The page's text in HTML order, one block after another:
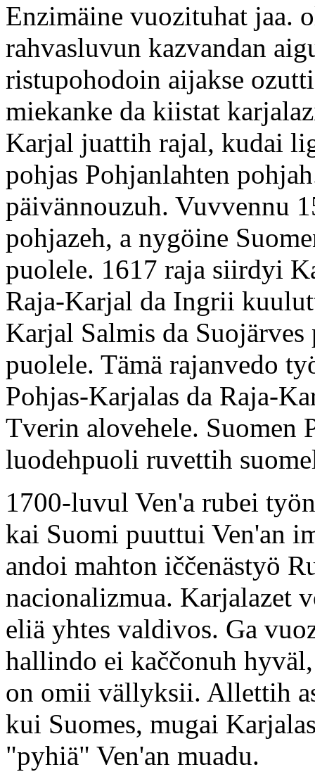
Enzimäine vuozituhat jaa.
rahvasluvun kazvandan
ristupohodoin aijakse
miekanke da kiistat
Karjal juattih rajal, kudai
pohjas Pohjanlahten
päivännouzuh. Vuvvennu
pohjazeh, a nygöine
puolele. 1617 raja siirdyi
Raja-Karjal da Ingrii
Karjal Salmis da
puolele. Tämä rajanvedo
Pohjas-Karjalas da Raja-
Tverin alovehele. Suomen
luodehpuoli ruvettih
1700-luvul Ven'a rubei
kai Suomi puuttui Ven'an
andoi mahton iččenästyö
nacionalizmua. Karjalazet
eliä yhtes valdivos. Ga
hallindo ei kaččonuh
on omii vällyksii. Allettih
kui Suomes, mugai
"pyhiä" Ven'an muadu.